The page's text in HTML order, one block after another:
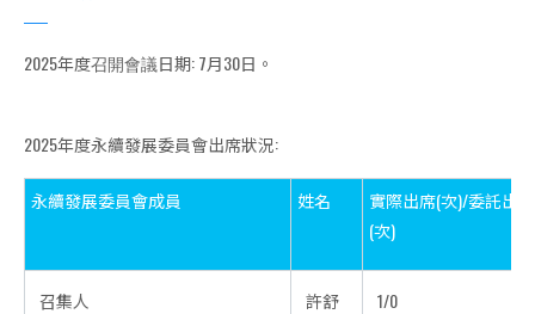
2025年度召開會議日期: 7月30日。
2025年度永續發展委員會出席狀況:
永續發展委員會成員 姓名
實際出席(次)/委託出席
(次)
召集人
許舒
1/0